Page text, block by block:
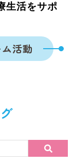
生活をサポ
活動